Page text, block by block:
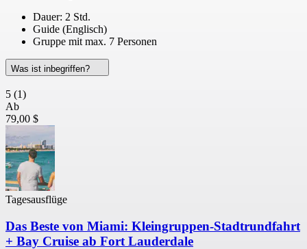
Dauer: 2 Std.
Guide (Englisch)
Gruppe mit max. 7 Personen
Was ist inbegriffen?
5 (1)
Ab
79,00 $
Tagesausflüge
Das Beste von Miami: Kleingruppen-Stadtrundfahrt
+ Bay Cruise ab Fort Lauderdale